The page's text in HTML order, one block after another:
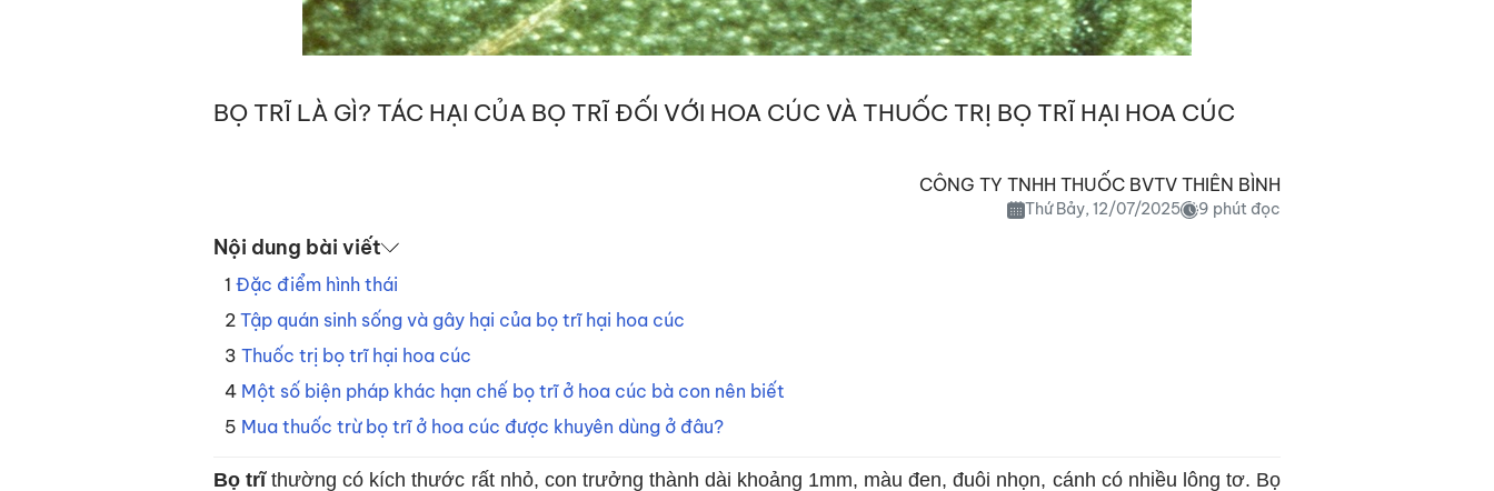
BỌ TRĨ LÀ GÌ? TÁC HẠI CỦA BỌ TRĨ ĐỐI VỚI HOA CÚC VÀ THUỐC TRỊ BỌ TRĨ HẠI HOA CÚC
CÔNG TY TNHH THUỐC BVTV THIÊN BÌNH
Thứ Bảy, 12/07/2025 9 phút đọc
Nội dung bài viết
Đặc điểm hình thái
Tập quán sinh sống và gây hại của bọ trĩ hại hoa cúc
Thuốc trị bọ trĩ hại hoa cúc
Một số biện pháp khác hạn chế bọ trĩ ở hoa cúc bà con nên biết
Mua thuốc trừ bọ trĩ ở hoa cúc được khuyên dùng ở đâu?
Bọ trĩthường có kích thước rất nhỏ, con trưởng thành dài khoảng 1mm, màu đen, đuôi nhọn, cánh có nhiều lông tơ. Bọ